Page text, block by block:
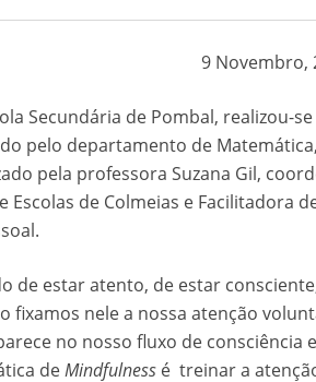
9 Novembro,
Secundária de Pombal, realizou-se
pelo departamento de
pela professora Suzana Gil,
de Colmeias e Facilitadora
de estar atento, de estar
fixamos nele a nossa atenção
no nosso fluxo de consciência
deMindfulnessé treinar a